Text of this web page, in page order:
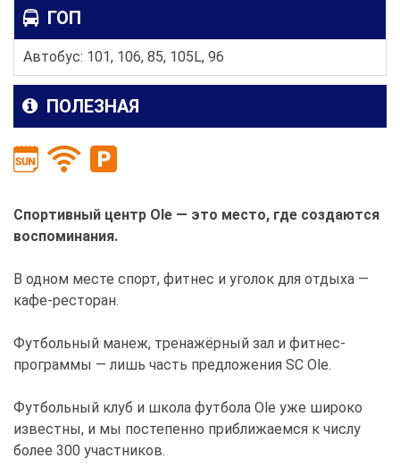
ГОП
Автобус: 101, 106, 85, 105L, 96
ПОЛЕЗНАЯ
Спортивный центр Ole — это место, где создаются
воспоминания.
В одном месте спорт, фитнес и уголок для отдыха —
кафе-ресторан.
Футбольный манеж, тренажёрный зал и фитнес-
программы — лишь часть предложения SC Ole.
Футбольный клуб и школа футбола Ole уже широко
известны, и мы постепенно приближаемся к числу
более 300 участников.